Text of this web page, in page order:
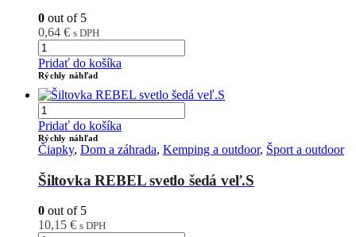
0 out of 5
0,64 € s DPH
Pridať do košíka
Rýchly náhľad
Pridať do košíka
Rýchly náhľad
Čiapky, Dom a záhrada, Kemping a outdoor, Šport a outdoor
Šiltovka REBEL svetlo šedá veľ.S
0 out of 5
10,15 € s DPH